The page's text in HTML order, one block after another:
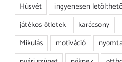
Húsvét
ingyenesen letölthető
játékos ötletek
karácsony
Mikulás
motiváció